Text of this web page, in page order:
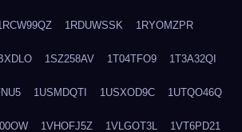
1RDUWSSK 1RYOMZPR
1SZ258AV 1T04TFO9 1T3A32QI
1USMDQTI 1USXOD9C 1UTQO46Q
1VHOFJ5Z 1VLGOT3L 1VT6PD21